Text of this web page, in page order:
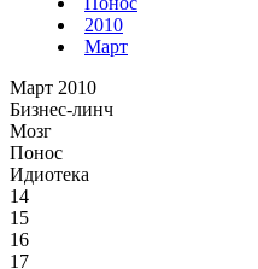
2010
Март
Март 2010
Бизнес-линч
Мозг
Понос
Идиотека
14
15
16
17